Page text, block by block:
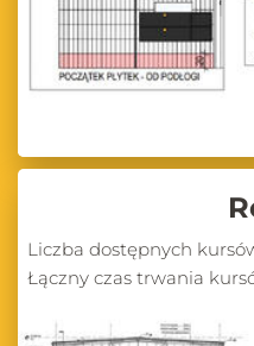
Liczba dostępnych
Łączny czas trwania